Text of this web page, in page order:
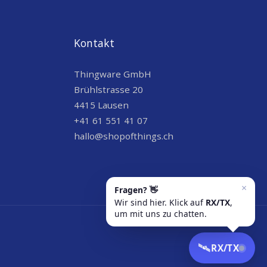
Kontakt
Thingware GmbH
Brühlstrasse 20
4415 Lausen
+41 61 551 41 07
hallo@shopofthings.ch